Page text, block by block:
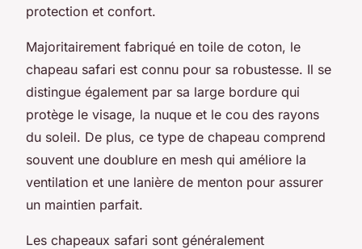
protection et confort.
Majoritairement fabriqué en toile de coton, le
chapeau safari est connu pour sa robustesse. Il se
distingue également par sa large bordure qui
protège le visage, la nuque et le cou des rayons
du soleil. De plus, ce type de chapeau comprend
souvent une doublure en mesh qui améliore la
ventilation et une lanière de menton pour assurer
un maintien parfait.
Les chapeaux safari sont généralement